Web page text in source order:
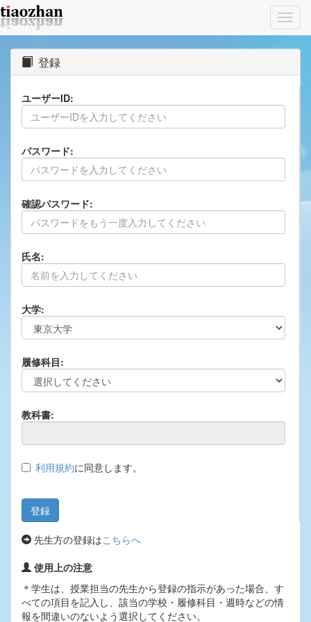
登録
ユーザーID:
パスワード:
確認パスワード:
氏名:
大学:
履修科目:
教科書:
利用規約に同意します。
先生方の登録はこちらへ
使用上の注意
＊学生は、授業担当の先生から登録の指示があった場合、す
べての項目を記入し、該当の学校・履修科目・週時などの情
報を間違いのないよう選択してください。